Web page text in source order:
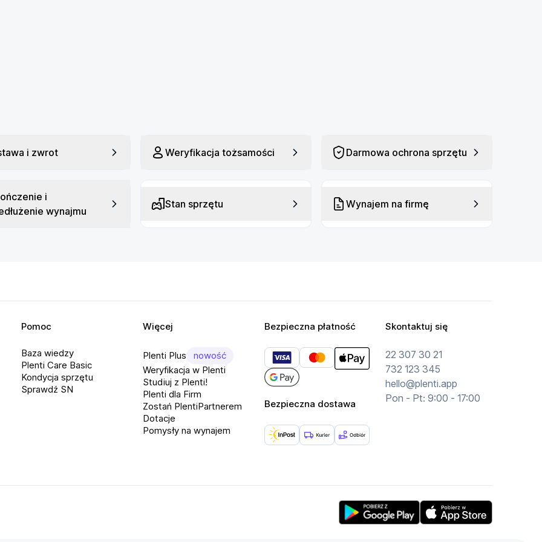
on zmiany nawet
cyklu i powiadomienia o
otrzymasz o tym
krwi.
użytkownika podczas
jak intensywnie ćwiczysz. Są one
danych dotyczących Twojego
interwały ćwiczenia i
powiadomienia dotyczące tempa,
informacjom możesz także pobijać
mieć jeszcze więcej czasu na to, by
zużycia energii nawet do 36 godzin!
i zwrot Weryfikacja tożsamości Darmowa ochrona sprzętu
i
wynajmu
Stan sprzętu Wynajem na firmę
Pomoc
Baza wiedzy
Plenti Care Basic
Kondycja sprzętu
Sprawdź SN
Więcej
Plenti Plus
nowość
Weryfikacja w Plenti
Studiuj z Plenti!
Plenti dla Firm
Zostań PlentiPartnerem
Dotacje
Pomysły na wynajem
Bezpieczna płatność
Bezpieczna dostawa
Skontaktuj się
22 307 30 21
732 123 345
hello@plenti.app
Pon - Pt: 9:00 - 17:00